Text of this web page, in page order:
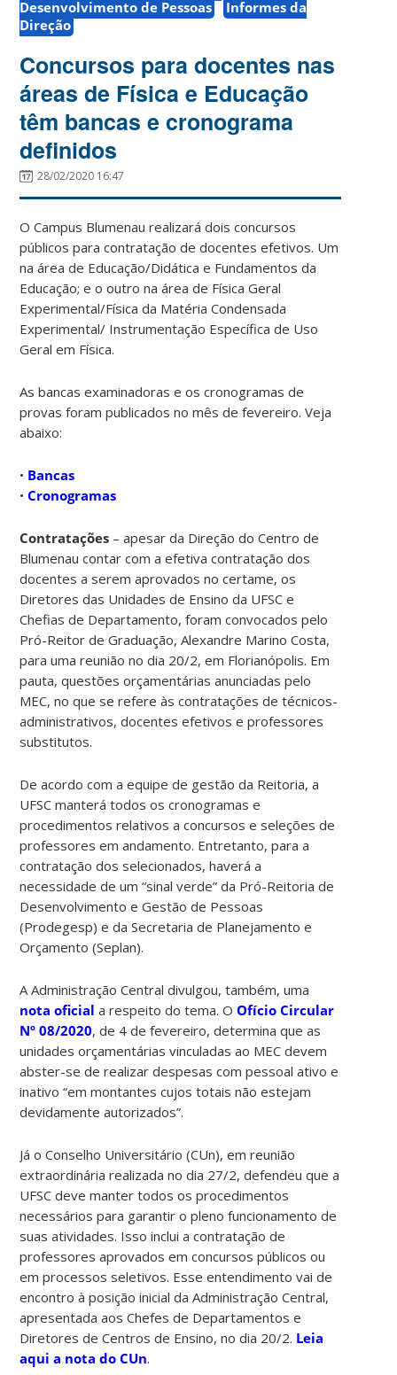
Desenvolvimento de Pessoas
Informes da
Direção
Concursos para docentes nas
áreas de Física e Educação
têm bancas e cronograma
definidos
28/02/2020 16:47
O Campus Blumenau realizará dois concursos
públicos para contratação de docentes efetivos. Um
na área de Educação/Didática e Fundamentos da
Educação; e o outro na área de Física Geral
Experimental/Física da Matéria Condensada
Experimental/ Instrumentação Específica de Uso
Geral em Física.
As bancas examinadoras e os cronogramas de
provas foram publicados no mês de fevereiro. Veja
abaixo:
• Bancas
•Cronogramas
Contratações – apesar da Direção do Centro de
Blumenau contar com a efetiva contratação dos
docentes a serem aprovados no certame, os
Diretores das Unidades de Ensino da UFSC e
Chefias de Departamento, foram convocados pelo
Pró-Reitor de Graduação, Alexandre Marino Costa,
para uma reunião no dia 20/2, em Florianópolis. Em
pauta, questões orçamentárias anunciadas pelo
MEC, no que se refere às contratações de técnicos-
administrativos, docentes efetivos e professores
substitutos.
De acordo com a equipe de gestão da Reitoria, a
UFSC manterá todos os cronogramas e
procedimentos relativos a concursos e seleções de
professores em andamento. Entretanto, para a
contratação dos selecionados, haverá a
necessidade de um “sinal verde” da Pró-Reitoria de
Desenvolvimento e Gestão de Pessoas
(Prodegesp) e da Secretaria de Planejamento e
Orçamento (Seplan).
A Administração Central divulgou, também, uma
nota oficial a respeito do tema. OOfício Circular
Nº 08/2020, de 4 de fevereiro, determina que as
unidades orçamentárias vinculadas ao MEC devem
abster-se de realizar despesas com pessoal ativo e
inativo “em montantes cujos totais não estejam
devidamente autorizados”.
Já o Conselho Universitário (CUn), em reunião
extraordinária realizada no dia 27/2, defendeu que a
UFSC deve manter todos os procedimentos
necessários para garantir o pleno funcionamento de
suas atividades. Isso inclui a contratação de
professores aprovados em concursos públicos ou
em processos seletivos. Esse entendimento vai de
encontro à posição inicial da Administração Central,
apresentada aos Chefes de Departamentos e
Diretores de Centros de Ensino, no dia 20/2. Leia
aqui a nota do CUn.